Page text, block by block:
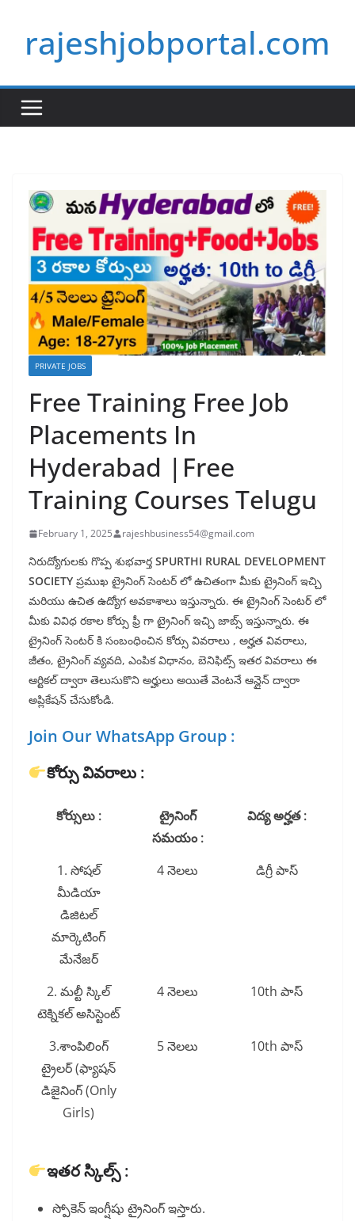
contentrajeshjobportal.com
PRIVATE JOBS
Free Training Free Job
Placements In
Hyderabad |Free
Training Courses Telugu
February 1, 2025 rajeshbusiness54@gmail.com
నిరుద్యోగులకు గొప్ప శుభవార్తSPURTHI RURAL DEVELOPMENT
SOCIETY ప్రముఖ ట్రైనింగ్ సెంటర్ లో ఉచితంగా మీకు ట్రైనింగ్ ఇచ్చి
మరియు ఉచిత ఉద్యోగ అవకాశాలు ఇస్తున్నారు. ఈ ట్రైనింగ్ సెంటర్ లో
మీకు వివిధ రకాల కోర్సు ఫ్రీ గా ట్రైనింగ్ ఇచ్చి జాబ్స్ ఇస్తున్నారు. ఈ
ట్రైనింగ్ సెంటర్ కి సంబంధించిన కోర్సు వివరాలు , అర్హత వివరాలు,
జీతం, ట్రైనింగ్ వ్యవది, ఎంపిక విధానం, బెనిఫిట్స్ ఇతర వివరాలు ఈ
ఆర్టికల్ ద్వారా తెలుసుకొని అర్హులు అయితే వెంటనే ఆన్లైన్ ద్వారా
అప్లికేషన్ చేసుకోండి.
Join Our WhatsApp Group :
కోర్సు వివరాలు :
కోర్సులు :
ట్రైనింగ్
సమయం :
విద్య అర్హత :
1. సోషల్
మీడియా
డిజిటల్
మార్కెటింగ్
మేనేజర్
4 నెలలు డిగ్రీ పాస్
2. మల్టీ స్కిల్
టెక్నికల్ అసిస్టెంట్
4 నెలలు 10th పాస్
3.శాంపిలింగ్
ట్రైలర్ (ఫ్యాషన్
డిజైనింగ్ (Only
Girls)
5 నెలలు 10th పాస్
ఇతర స్కిల్స్ :
స్పోకెన్ ఇంగ్షీషు ట్రైనింగ్ ఇస్తారు.